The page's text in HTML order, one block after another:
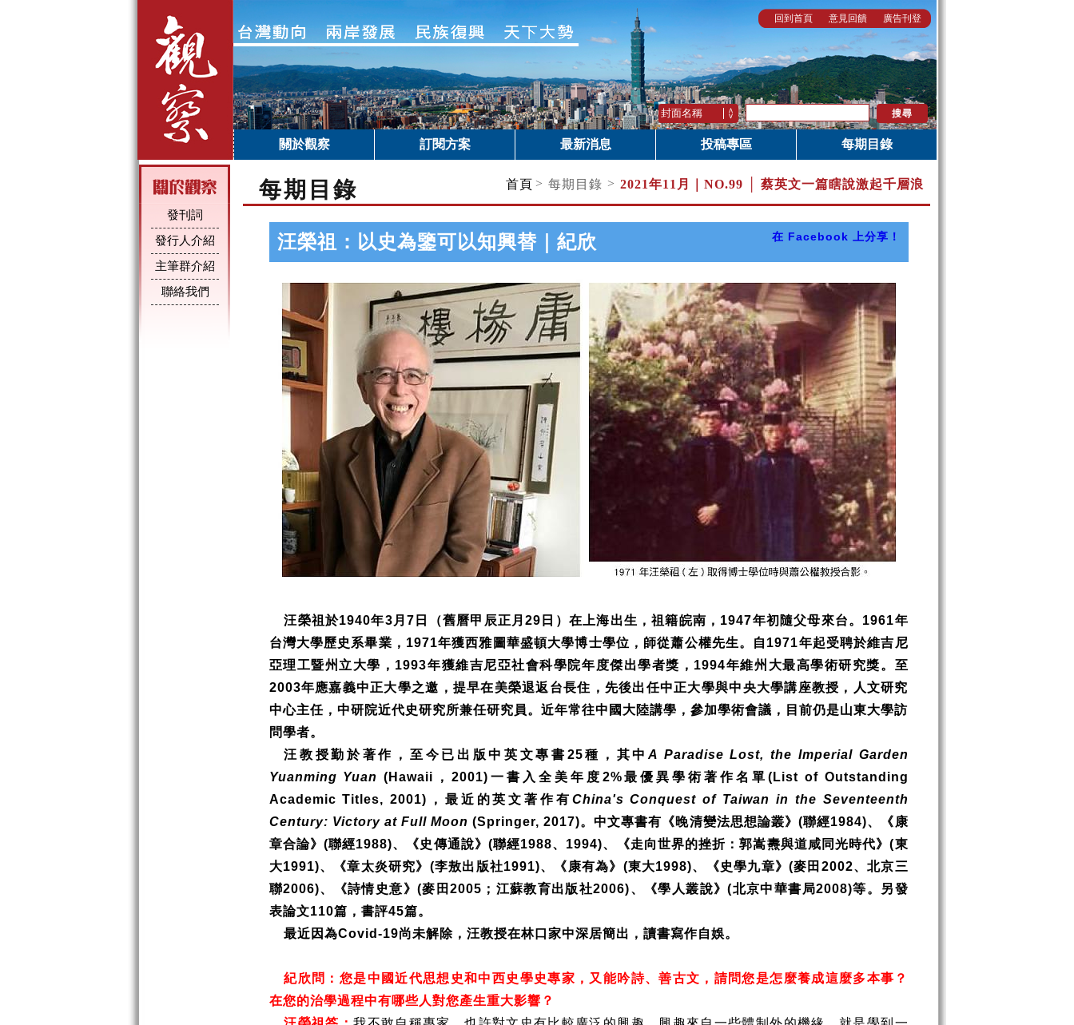
回到首頁 意見回饋 廣告刊登
關於觀察 訂閱方案 最新消息 投稿專區 每期目錄
發刊詞
發行人介紹
主筆群介紹
聯絡我們
每期目錄 首頁 > 每期目錄 > 2021年11月｜ NO.99 │ 蔡英文一篇瞎說激起千層浪
汪榮祖：以史為鑒可以知興替｜紀欣 在 Facebook 上分享！
汪榮祖於1940年3 月7 日（舊曆甲辰正月29 日）在上海出生，祖籍皖南， 1947年初隨父母來台。 1961年
台灣大學歷史系畢業， 1971年獲西雅圖華盛頓大學博士學位，師從蕭公權先生。自 1971年起受聘於維吉尼
亞理工暨州立大學， 1993年獲維吉尼亞社會科學院年度傑出學者獎， 1994年維州大最高學術研究獎。至
2003年應嘉義中正大學之邀，提早在美榮退返台長住，先後出任中正大學與中央大學講座教授，人文研究
中心主任，中研院近代史研究所兼任研究員。近年常往中國大陸講學，參加學術會議，目前仍是山東大學訪
問學者。
汪教授勤於著作，至今已出版中英文專書 25種，其中A Paradise Lost, the Imperial Garden
Yuanming Yuan (Hawaii ，2001) 一書入全美年度 2%最優異學術著作名單 (List of Outstanding
Academic Titles, 2001) ，最近的英文著作有 China's Conquest of Taiwan in the Seventeenth
Century: Victory at Full Moon (Springer, 2017)。中文專書有《晚清變法思想論叢》(聯經1984)、《康
章合論》 (聯經1988)、《史傳通說》 (聯經1988、 1994)、《走向世界的挫折：郭嵩燾與道咸同光時代》(東
大1991)、《章太炎研究》 (李敖出版社1991)、《康有為》 (東大1998)、《史學九章》(麥田 2002、北京三
聯2006)、《詩情史意》 (麥田2005 ；江蘇教育出版社2006)、《學人叢說》(北京中華書局2008)等。另發
表論文110篇，書評45篇。
最近因為Covid-19尚未解除，汪教授在林口家中深居簡出，讀書寫作自娛。
紀欣問：您是中國近代思想史和中西史學史專家，又能吟詩、善古文，請問您是怎麼養成這麼多本事？
在您的治學過程中有哪些人對您產生重大影響？